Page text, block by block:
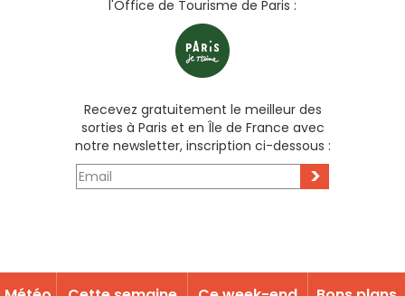
l'Office de Tourisme de Paris :
Recevez gratuitement le meilleur des
sorties à Paris et en Île de France avec
notre newsletter, inscription ci-dessous :
>